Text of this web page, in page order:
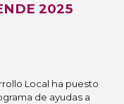
2025
Local ha puesto
de ayudas a